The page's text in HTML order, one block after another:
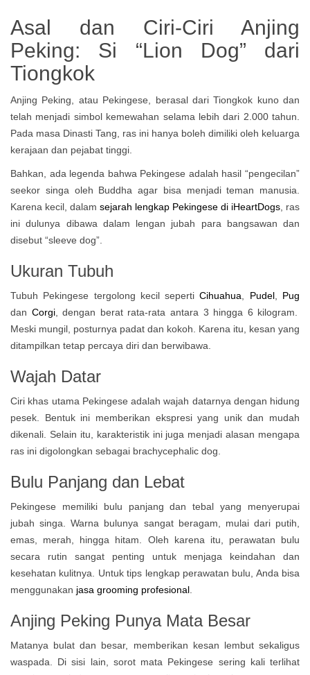
Asal dan Ciri-Ciri Anjing
Peking: Si “Lion Dog” dari
Tiongkok
Anjing Peking, atau Pekingese, berasal dari Tiongkok kuno dan
telah menjadi simbol kemewahan selama lebih dari 2.000 tahun.
Pada masa Dinasti Tang, ras ini hanya boleh dimiliki oleh keluarga
kerajaan dan pejabat tinggi.
Bahkan, ada legenda bahwa Pekingese adalah hasil “pengecilan”
seekor singa oleh Buddha agar bisa menjadi teman manusia.
Karena kecil, dalam sejarah lengkap Pekingese di iHeartDogs , ras
ini dulunya dibawa dalam lengan jubah para bangsawan dan
disebut “sleeve dog”.
Ukuran Tubuh
Tubuh Pekingese tergolong kecil sepertiCihuahua Pudel, Pug
dan Corgi, dengan berat rata-rata antara 3 hingga 6 kilogram.
Meski mungil, posturnya padat dan kokoh. Karena itu, kesan yang
ditampilkan tetap percaya diri dan berwibawa.
Wajah Datar
Ciri khas utama Pekingese adalah wajah datarnya dengan hidung
pesek. Bentuk ini memberikan ekspresi yang unik dan mudah
dikenali. Selain itu, karakteristik ini juga menjadi alasan mengapa
ras ini digolongkan sebagai brachycephalic dog.
Bulu Panjang dan Lebat
Pekingese memiliki bulu panjang dan tebal yang menyerupai
jubah singa. Warna bulunya sangat beragam, mulai dari putih,
emas, merah, hingga hitam. Oleh karena itu, perawatan bulu
secara rutin sangat penting untuk menjaga keindahan dan
kesehatan kulitnya. Untuk tips lengkap perawatan bulu, Anda bisa
menggunakan jasa grooming profesional
Anjing Peking Punya Mata Besar
Matanya bulat dan besar, memberikan kesan lembut sekaligus
waspada. Di sisi lain, sorot mata Pekingese sering kali terlihat